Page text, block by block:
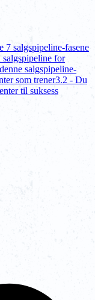
7 salgspipeline-fasene
salgspipeline for
salgspipeline-
som trener3.2 - Du
til suksess